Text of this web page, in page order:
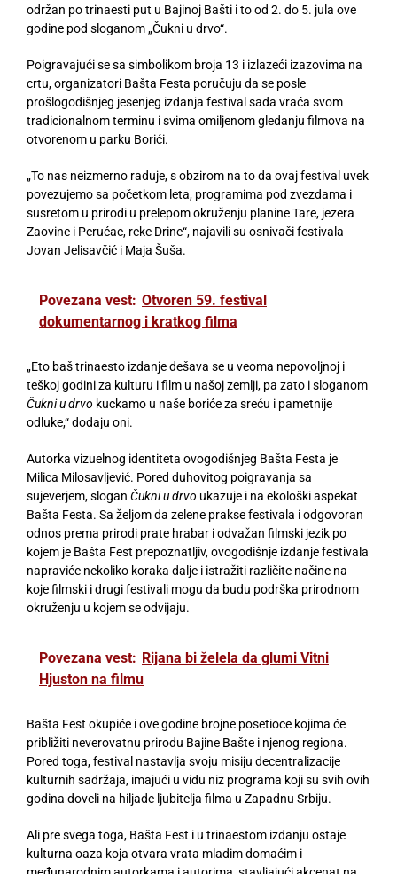
održan po trinaesti put u Bajinoj Bašti i to od 2. do 5. jula ove
godine pod sloganom „Čukni u drvo“.
Poigravajući se sa simbolikom broja 13 i izlazeći izazovima na
crtu, organizatori Bašta Festa poručuju da se posle
prošlogodišnjeg jesenjeg izdanja festival sada vraća svom
tradicionalnom terminu i svima omiljenom gledanju filmova na
otvorenom u parku Borići.
„To nas neizmerno raduje, s obzirom na to da ovaj festival uvek
povezujemo sa početkom leta, programima pod zvezdama i
susretom u prirodi u prelepom okruženju planine Tare, jezera
Zaovine i Perućac, reke Drine“, najavili su osnivači festivala
Jovan Jelisavčić i Maja Šuša.
Povezana vest: Otvoren 59. festival
dokumentarnog i kratkog filma
„Eto baš trinaesto izdanje dešava se u veoma nepovoljnoj i
teškoj godini za kulturu i film u našoj zemlji, pa zato i sloganom
Čukni u drvo kuckamo u naše boriće za sreću i pametnije
odluke,“ dodaju oni.
Autorka vizuelnog identiteta ovogodišnjeg Bašta Festa je
Milica Milosavljević. Pored duhovitog poigravanja sa
sujeverjem, slogan Čukni u drvo ukazuje i na ekološki aspekat
Bašta Festa. Sa željom da zelene prakse festivala i odgovoran
odnos prema prirodi prate hrabar i odvažan filmski jezik po
kojem je Bašta Fest prepoznatljiv, ovogodišnje izdanje festivala
napraviće nekoliko koraka dalje i istražiti različite načine na
koje filmski i drugi festivali mogu da budu podrška prirodnom
okruženju u kojem se odvijaju.
Povezana vest: Rijana bi želela da glumi Vitni
Hjuston na filmu
Bašta Fest okupiće i ove godine brojne posetioce kojima će
približiti neverovatnu prirodu Bajine Bašte i njenog regiona.
Pored toga, festival nastavlja svoju misiju decentralizacije
kulturnih sadržaja, imajući u vidu niz programa koji su svih ovih
godina doveli na hiljade ljubitelja filma u Zapadnu Srbiju.
Ali pre svega toga, Bašta Fest i u trinaestom izdanju ostaje
kulturna oaza koja otvara vrata mladim domaćim i